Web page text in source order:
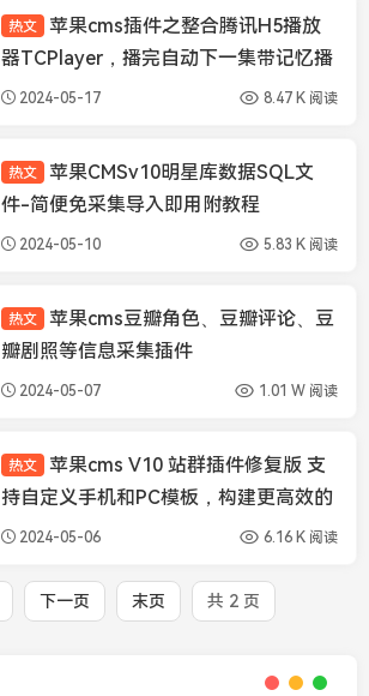
苹果CMS插件
热文
苹果cms插件之整合腾讯H5播放
器TCPlayer，播完自动下一集带记忆播
放和倍速播放功能
2024-05-17 8.47 K 阅读
苹果CMS插件
热文
苹果CMSv10明星库数据SQL文
件-简便免采集导入即用附教程
2024-05-10 5.83 K 阅读
苹果CMS插件
热文
苹果cms豆瓣角色、豆瓣评论、豆
瓣剧照等信息采集插件
2024-05-07 1.01 W 阅读
苹果CMS插件
热文
苹果cms V10 站群插件修复版 支
持自定义手机和PC模板，构建更高效的
站群管理系统！
2024-05-06 6.16 K 阅读
下一页 末页 共 2 页